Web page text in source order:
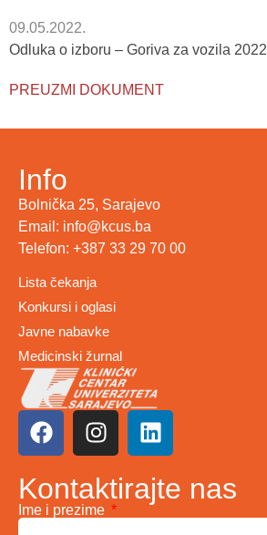
09.05.2022.
Odluka o izboru – Goriva za vozila 2022
PREUZMI DOKUMENT
Info
Bolnička 25, Sarajevo
Email: info@kcus.ba
Telefon: +387 33 29 70 00
Lista čekanja
Konkursi i oglasi
Javne nabavke
Medicinski žurnal
Kontaktirajte nas
Ime i prezime